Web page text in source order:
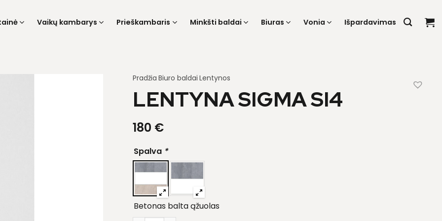
Vaikų kambarys Prieškambaris Minkšti baldai Biuras Vonia Išpardavimas
Pradžia Biuro baldai Lentynos
LENTYNA SIGMA SI4
180 €
Spalva *
Betonas balta ąžuolas